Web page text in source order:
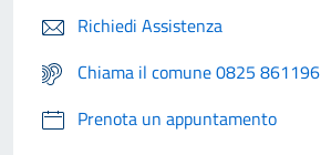
Richiedi Assistenza
Chiama il comune 0825 861196
Prenota un appuntamento